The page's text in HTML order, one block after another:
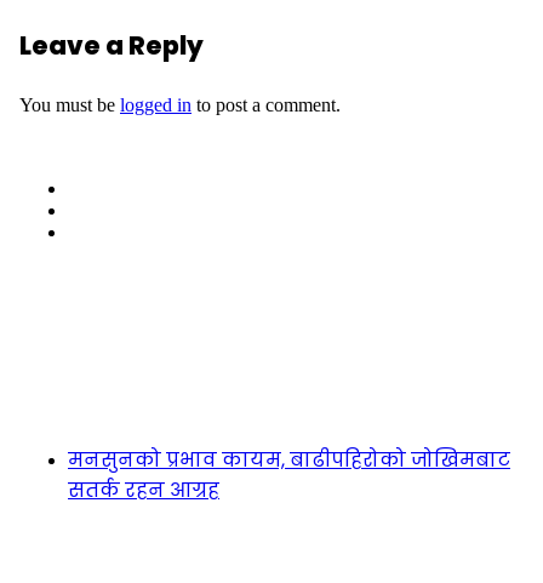
Leave a Reply
You must be logged in to post a comment.
मनसुनको प्रभाव कायम, बाढीपहिरोको जोखिमबाट
सतर्क रहन आग्रह